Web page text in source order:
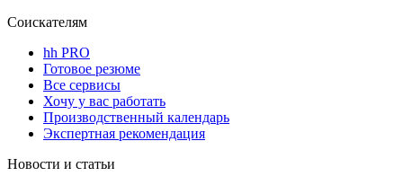
Соискателям
hh PRO
Готовое резюме
Все сервисы
Хочу у вас работать
Производственный календарь
Экспертная рекомендация
Новости и статьи